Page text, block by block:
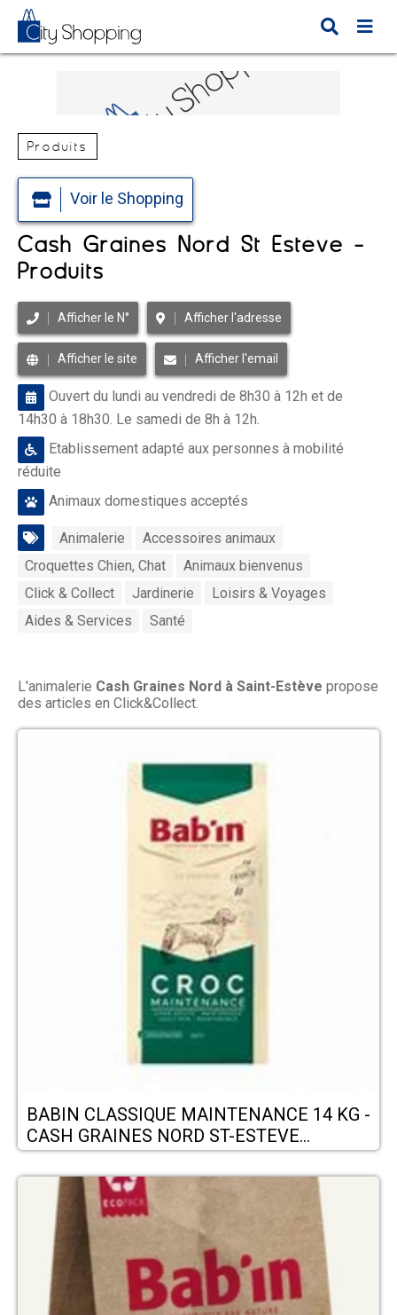
Produits
Voir le Shopping
Cash Graines Nord St Estève -
Produits
Afficher le N° Afficher l'adresse
Afficher le site Afficher l'email
Ouvert du lundi au vendredi de 8h30 à 12h et de
14h30 à 18h30. Le samedi de 8h à 12h.
Etablissement adapté aux personnes à mobilité
réduite
Animaux domestiques acceptés
Animalerie
Accessoires animaux
Croquettes Chien, Chat
Animaux bienvenus
Click & Collect
Jardinerie
Loisirs & Voyages
Aides & Services
Santé
L'animalerie Cash Graines Nord à Saint-Estève propose
des articles en Click&Collect.
BABIN CLASSIQUE MAINTENANCE 14 KG -
CASH GRAINES NORD ST-ESTEVE
RIVESALTES